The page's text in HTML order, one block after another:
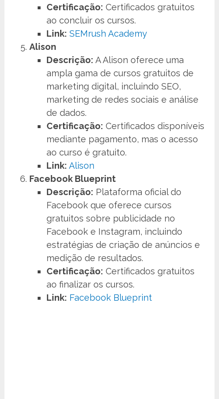
Certificação: Certificados gratuitos
ao concluir os cursos.
Link: SEMrush Academy
Alison
Descrição: A Alison oferece uma
ampla gama de cursos gratuitos de
marketing digital, incluindo SEO,
marketing de redes sociais e análise
de dados.
Certificação: Certificados disponíveis
mediante pagamento, mas o acesso
ao curso é gratuito.
Link: Alison
Facebook Blueprint
Descrição: Plataforma oficial do
Facebook que oferece cursos
gratuitos sobre publicidade no
Facebook e Instagram, incluindo
estratégias de criação de anúncios e
medição de resultados.
Certificação: Certificados gratuitos
ao finalizar os cursos.
Link: Facebook Blueprint